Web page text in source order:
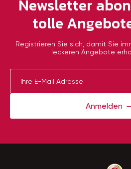
Newsletter
tolle
Registrieren Sie sich, damit Sie
leckeren Angebote
Anmelden